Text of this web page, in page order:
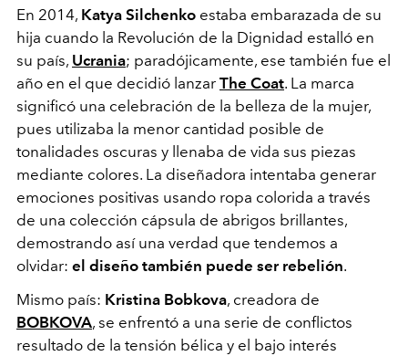
En 2014, Katya Silchenko estaba embarazada de su
hija cuando la Revolución de la Dignidad estalló en
su país, Ucrania; paradójicamente, ese también fue el
año en el que decidió lanzar The Coat. La marca
significó una celebración de la belleza de la mujer,
pues utilizaba la menor cantidad posible de
tonalidades oscuras y llenaba de vida sus piezas
mediante colores. La diseñadora intentaba generar
emociones positivas usando ropa colorida a través
de una colección cápsula de abrigos brillantes,
demostrando así una verdad que tendemos a
olvidar: el diseño también puede ser rebelión.
Mismo país: Kristina Bobkova, creadora de
BOBKOVA, se enfrentó a una serie de conflictos
resultado de la tensión bélica y el bajo interés